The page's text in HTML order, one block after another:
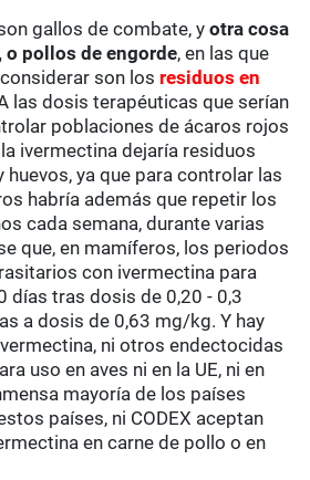
gallos de combate, yotra cosa
pollos de engorde, en las que
son los residuos en
las dosis terapéuticas que serían
poblaciones de ácaros rojos
ivermectina dejaría residuos
huevos, ya que para controlar las
habría además que repetir los
cada semana, durante varias
que, en mamíferos, los periodos
con ivermectina para
días tras dosis de 0,20 - 0,3
a dosis de 0,63 mg/kg. Y hay
ni otros endectocidas
uso en aves ni en la UE, ni en
mayoría de los países
países, ni CODEX aceptan
en carne de pollo o en